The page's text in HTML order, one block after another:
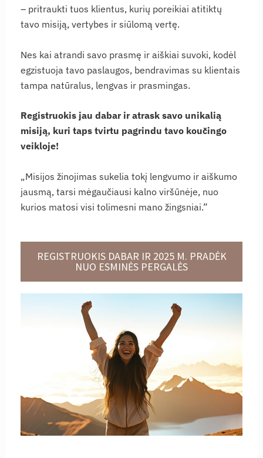
– pritraukti tuos klientus, kurių poreikiai atitiktų
tavo misiją, vertybes ir siūlomą vertę.
Nes kai atrandi savo prasmę ir aiškiai suvoki, kodėl
egzistuoja tavo paslaugos, bendravimas su klientais
tampa natūralus, lengvas ir prasmingas.
Registruokis jau dabar ir atrask savo unikalią
misiją, kuri taps tvirtu pagrindu tavo koučingo
veikloje!
„Misijos žinojimas sukelia tokį lengvumo ir aiškumo
jausmą, tarsi mėgaučiausi kalno viršūnėje, nuo
kurios matosi visi tolimesni mano žingsniai.”
REGISTRUOKIS DABAR IR 2025 M. PRADĖK
NUO ESMINĖS PERGALĖS